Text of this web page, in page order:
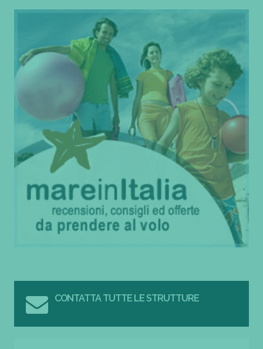
CONTATTA TUTTE LE STRUTTURE